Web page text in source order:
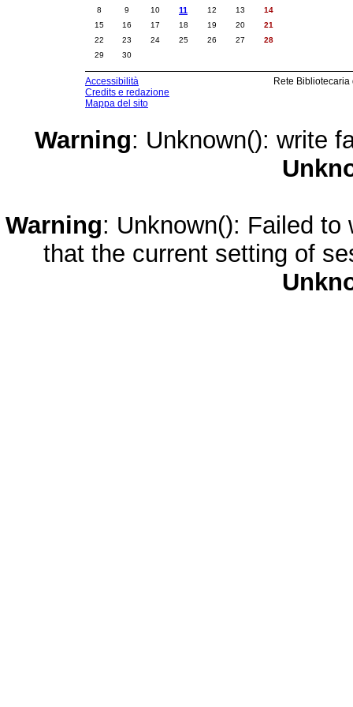
8
9 10 11 12 13
14
15
16 17 18 19 20
21
22
23 24 25 26 27
28
29
30
Accessibilità
Credits e redazione
Mappa del sito
Rete
Warning: Unknown(): write
Warning: Unknown(): Failed
that the current setting of